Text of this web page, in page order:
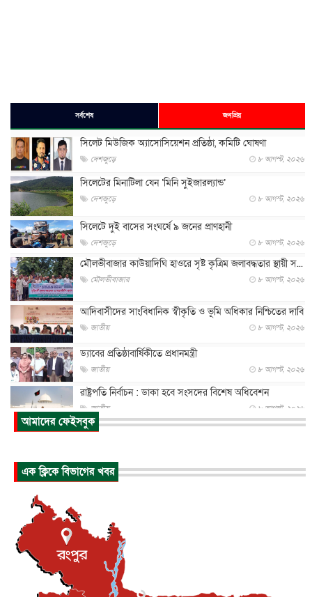
সর্বশেষ জনপ্রিয়
সিলেট মিউজিক অ্যাসোসিয়েশন প্রতিষ্ঠা, কমিটি ঘোষণা
দেশজুড়ে ৮ আগস্ট, ২০২৬
সিলেটের মিনাটিলা যেন ‘মিনি সুইজারল্যান্ড’
দেশজুড়ে ৮ আগস্ট, ২০২৬
সিলেটে দুই বাসের সংঘর্ষে ৯ জনের প্রাণহানী
দেশজুড়ে ৮ আগস্ট, ২০২৬
মৌলভীবাজার কাউয়াদিঘি হাওরে সৃষ্ট কৃত্রিম জলাবদ্ধতার স্থায়ী স...
মৌলভীবাজার ৮ আগস্ট, ২০২৬
আদিবাসীদের সাংবিধানিক স্বীকৃতি ও ভূমি অধিকার নিশ্চিতের দাবি
জাতীয় ৮ আগস্ট, ২০২৬
ড্যাবের প্রতিষ্ঠাবার্ষিকীতে প্রধানমন্ত্রী
জাতীয় ৮ আগস্ট, ২০২৬
রাষ্ট্রপতি নির্বাচন : ডাকা হবে সংসদের বিশেষ অধিবেশন
জাতীয় ৮ আগস্ট, ২০২৬
প্রধানমন্ত্রীর সঙ্গে সাক্ষাতে খুদে শিল্পী অনুশ্রী রায়ের স্বপ...
পাকিস্তান-তুরস্কের সঙ্গে প্রতিরক্ষা চুক্তি সৌদি আরবকে কতটা ন...
যুক্তরাজ্যে গ্রুমিং কেলেঙ্কারি : পাকিস্তানির অপরাধে অস্বস্তি...
আন্তর্জাতিক
বিরোধ কাটিয়ে কূটনৈতিক সম্পর্ক পুনঃস্থাপন করছে মেক্সিকো ও
আন্তর্জাতিক
আমাদের ফেইসবুক
এক ক্লিকে বিভাগের খবর